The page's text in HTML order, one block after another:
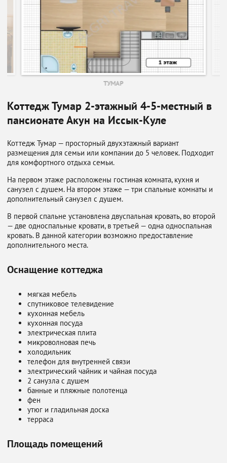
ТУМАР
Коттедж Тумар 2-этажный 4-5-местный в
пансионате Акун на Иссык-Куле
Коттедж Тумар — просторный двухэтажный вариант
размещения для семьи или компании до 5 человек. Подходит
для комфортного отдыха семьи.
На первом этаже расположены гостиная комната, кухня и
санузел с душем. На втором этаже — три спальные комнаты и
дополнительный санузел с душем.
В первой спальне установлена двуспальная кровать, во второй
— две односпальные кровати, в третьей — одна односпальная
кровать. В данной категории возможно предоставление
дополнительного места.
Оснащение коттеджа
мягкая мебель
спутниковое телевидение
кухонная мебель
кухонная посуда
электрическая плита
микроволновая печь
холодильник
телефон для внутренней связи
электрический чайник и чайная посуда
2 санузла с душем
банные и пляжные полотенца
фен
утюг и гладильная доска
терраса
Площадь помещений